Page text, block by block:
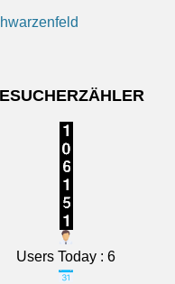
meist klar, Abkühlung
Users Today : 6